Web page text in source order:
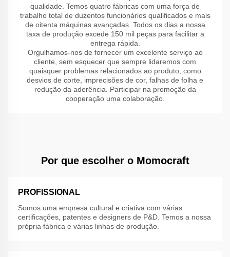
qualidade. Temos quatro fábricas com uma força de
trabalho total de duzentos funcionários qualificados e mais
de oitenta máquinas avançadas. Todos os dias a nossa
taxa de produção excede 150 mil peças para facilitar a
entrega rápida.
Orgulhamos-nos de fornecer um excelente serviço ao
cliente, sem esquecer que sempre lidaremos com
quaisquer problemas relacionados ao produto, como
desvios de corte, imprecisões de cor, falhas de folha e
redução da aderência. Participar na promoção da
cooperação uma colaboração.
Por que escolher o Momocraft
PROFISSIONAL
Somos uma empresa cultural e criativa com várias
certificações, patentes e designers de P&D. Temos a nossa
própria fábrica e várias linhas de produção.